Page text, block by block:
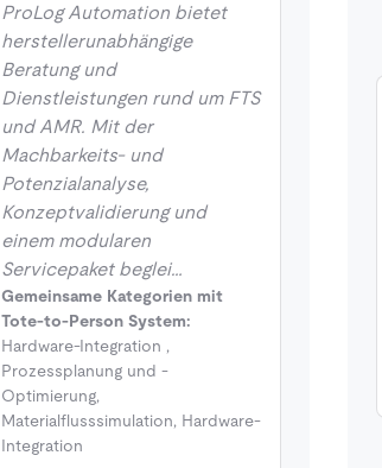
ProLog Automation bietet
herstellerunabhängige
Beratung und
Dienstleistungen rund um FTS
und AMR. Mit der
Machbarkeits- und
Potenzialanalyse,
Konzeptvalidierung und
einem modularen
Servicepaket beglei…
Gemeinsame Kategorien mit
Tote-to-Person System:
Hardware-Integration ,
Prozessplanung und -
Optimierung,
Materialflusssimulation, Hardware-
Integration